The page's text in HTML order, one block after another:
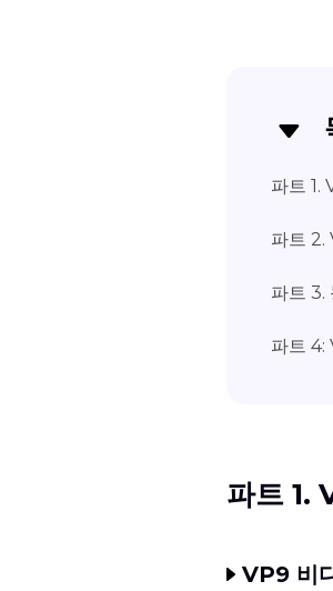
파트 1.
파트 2.
파트 3.
파트 4:
파트 1.
VP9 비